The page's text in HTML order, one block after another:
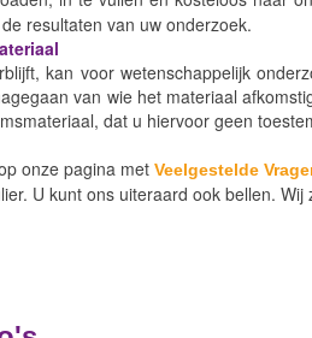
resultaten van uw onderzoek.
kan voor wetenschappelijk
van wie het materiaal
dat u hiervoor geen
onze pagina met Veelgestelde
U kunt ons uiteraard ook bellen.